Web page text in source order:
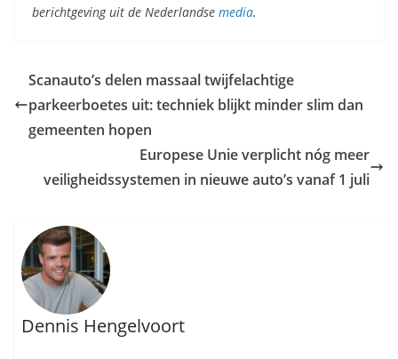
berichtgeving uit de Nederlandse media.
Scanauto’s delen massaal twijfelachtige
parkeerboetes uit: techniek blijkt minder slim dan
gemeenten hopen
Europese Unie verplicht nóg meer
veiligheidssystemen in nieuwe auto’s vanaf 1 juli
Dennis Hengelvoort